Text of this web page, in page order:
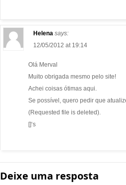
Helena says:
12/05/2012 at 19:14
Olá Merval
Muito obrigada mesmo pelo site!
Achei coisas ótimas aqui.
Se possível, quero pedir que
(Requested file is deleted).
[]‘s
Deixe uma resposta